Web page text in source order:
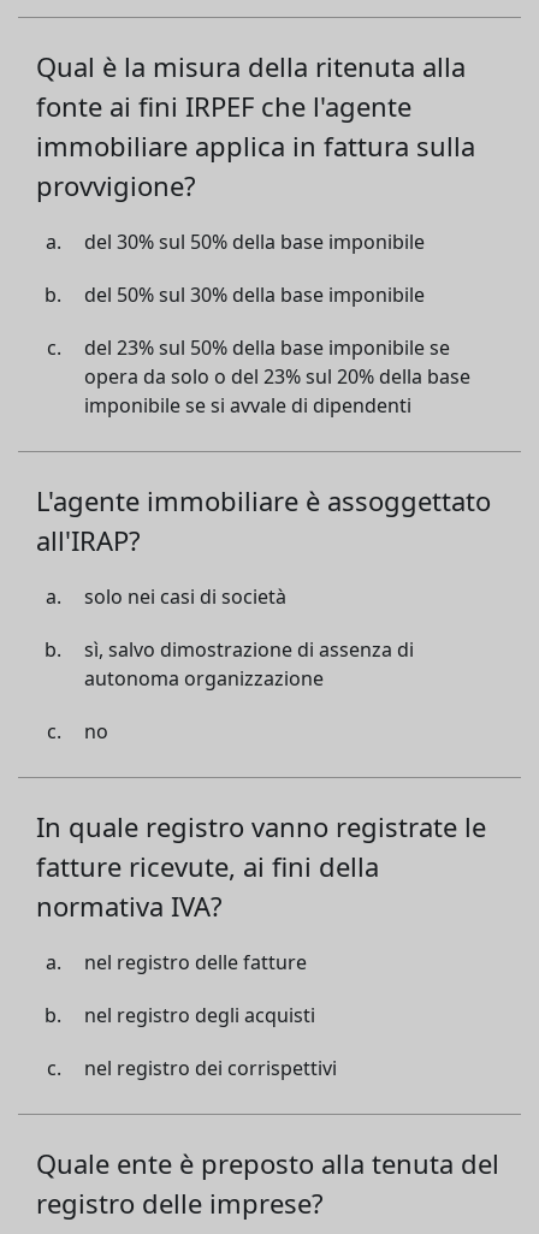
Qual è la misura della ritenuta alla
fonte ai fini IRPEF che l'agente
immobiliare applica in fattura sulla
provvigione?
del 30% sul 50% della base imponibile
del 50% sul 30% della base imponibile
del 23% sul 50% della base imponibile se
opera da solo o del 23% sul 20% della base
imponibile se si avvale di dipendenti
L'agente immobiliare è assoggettato
all'IRAP?
solo nei casi di società
sì, salvo dimostrazione di assenza di
autonoma organizzazione
no
In quale registro vanno registrate le
fatture ricevute, ai fini della
normativa IVA?
nel registro delle fatture
nel registro degli acquisti
nel registro dei corrispettivi
Quale ente è preposto alla tenuta del
registro delle imprese?